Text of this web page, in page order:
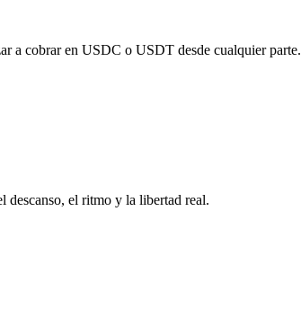
a cobrar en USDC o USDT desde cualquier parte.
descanso, el ritmo y la libertad real.